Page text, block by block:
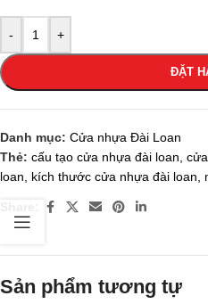
- +
ĐẶT
Danh mục: Cửa nhựa Đài Loan
Thẻ: cấu tạo cửa nhựa đài loan
loan
kích thước cửa nhựa đài loan
Sản phẩm tương tự